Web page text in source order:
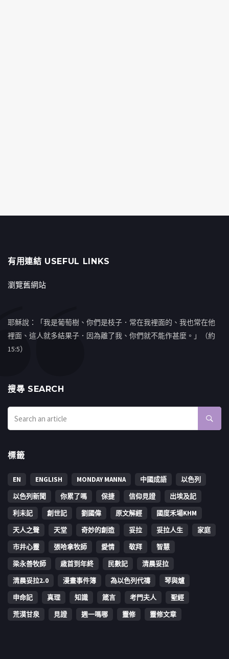
有用連結 USEFUL LINKS
瀏覽舊網站
耶穌說：「我是葡萄樹、你們是枝子．常在我裡面的、我也常在他
裡面、這人就多結果子．因為離了我、你們就不能作甚麼。」（約
15:5）
搜㝷 SEARCH
標籤
EN ENGLISH MONDAY MANNA 中國成語
以色列
以色列新聞
你累了嗎 保捷 信仰見證
出埃及記
利未記
創世記 劉國偉 原文解經
國度禾場KHM
天人之聲
天堂 奇妙的創造 妥拉 妥拉人生
家庭
市井心靈
張哈拿牧師 愛情 敬拜
智慧
梁永善牧師
歳首到年終 民數記
清晨妥拉
清晨妥拉2.0
漫畫事件簿 為以色列代禱
琴與爐
申命記
真理 知識 箴言 考門夫人
聖經
荒漠甘泉
見證 週一嗎哪 靈修 靈修文章